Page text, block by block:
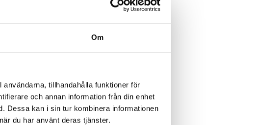
Om
tillhandahålla funktioner för
och annan information från din enhet
Dessa kan i sin tur kombinera informationen
du har använt deras tjänster.